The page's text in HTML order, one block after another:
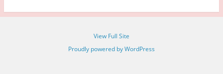
View Full Site
Proudly powered by WordPress